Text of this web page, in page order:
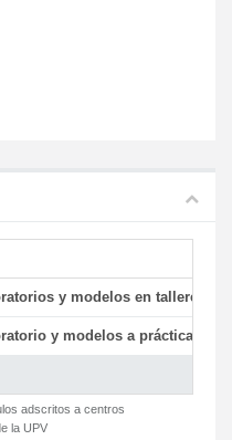
y modelos en talleres/
y modelos a prácticas y
adscritos a centros
la UPV